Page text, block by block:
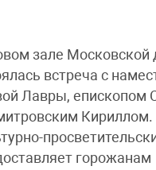
зале Московской
встреча с
Лавры, епископом
горожанам